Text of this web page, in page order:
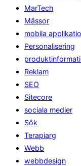
MarTech
Mässor
mobila
Personalisering
Reklam
SEO
Sitecore
sociala medier
Sök
Terapiarg
Webb
webbdesign